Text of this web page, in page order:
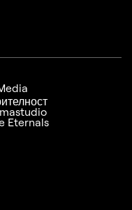
Eternals